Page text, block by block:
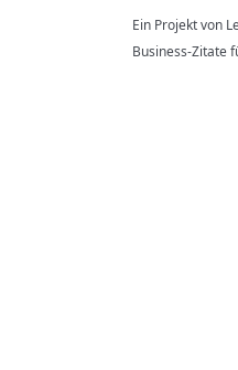
Ein Projekt von
Business-Zitate